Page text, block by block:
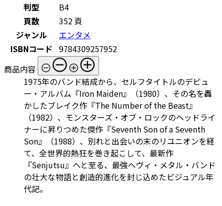
判型
B4
頁数
352 頁
ジャンル
エンタメ
ISBNコード 9784309257952
商品内容
1975年のバンド結成から、セルフタイトルのデビュ
ー・アルバム『Iron Maiden』（1980）、その名を轟
かしたブレイク作『The Number of the Beast』
（1982）、モンスターズ・オブ・ロックのヘッドライ
ナーに昇りつめた傑作『Seventh Son of a Seventh
Son』（1988）、別れと出会いの末のリユニオンを経
て、全世界的熱狂を巻き起こして、最新作
『Senjutsu』へと至る、最強ヘヴィ・メタル・バンド
の壮大な物語と創造的進化を封じ込めたビジュアル年
代記。